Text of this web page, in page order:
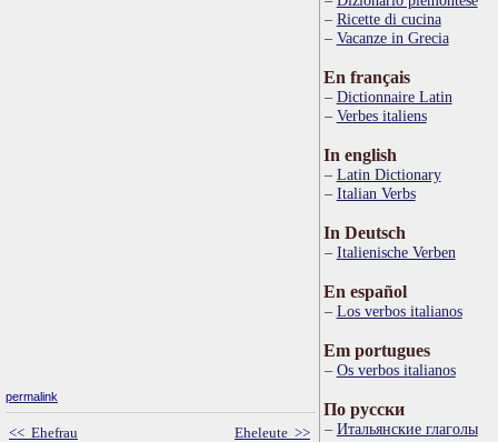
permalink
<< Ehefrau Eheleute >>
Ricette di cucina
Vacanze in Grecia
En français
Dictionnaire Latin
Verbes italiens
In english
Latin Dictionary
Italian Verbs
In Deutsch
Italienische Verben
En español
Los verbos italianos
Em portugues
Os verbos italianos
По русски
Итальянские глаголы